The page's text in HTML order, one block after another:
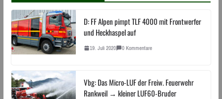
D: FF Alpen pimpt TLF 4000 mit Frontwerfer
und Heckhaspel auf
19. Juli 2020 0 Kommentare
Vbg: Das Micro-LUF der Freiw. Feuerwehr
Rankweil → kleiner LUF60-Bruder